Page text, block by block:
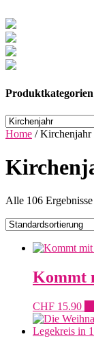
Produktkategorien
Home /Kirchenjahr
Alle 106
Kommt
CHF 15.90